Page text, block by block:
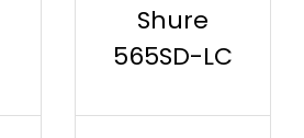
Shure
565SD-LC